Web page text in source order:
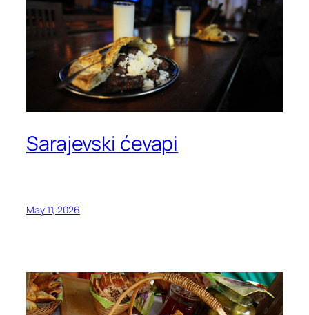
Sarajevski ćevapi
May 11, 2026